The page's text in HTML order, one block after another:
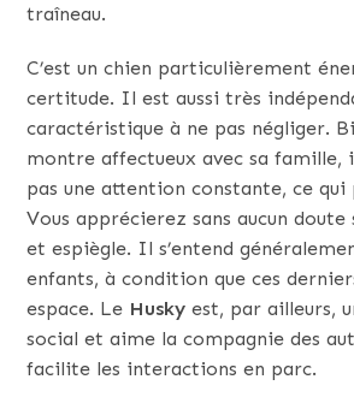
traîneau.
C’est un chien particulièrement
certitude. Il est aussi très
caractéristique à ne pas négliger.
montre affectueux avec sa famille,
pas une attention constante, ce qui
Vous apprécierez sans aucun
et espiègle. Il s’entend
enfants, à condition que ces
espace. Le Husky est, par ailleurs,
social et aime la compagnie des
facilite les interactions en parc.